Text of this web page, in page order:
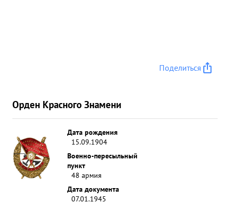
зап. дер. Вобы хоропо усовершенствовал оборону
и прочно удержаива участок занимаемый полком.
Поделиться
Орден Красного Знамени
Дата рождения
15.09.1904
Военно-пересыльный
пункт
48 армия
Дата документа
07.01.1945